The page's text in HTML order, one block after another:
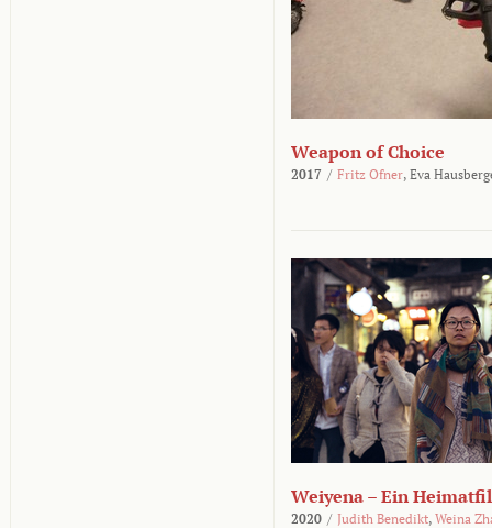
Weapon of Choice
2017 / Fritz Ofner, Eva
Weiyena – Ein
2020 / Judith Benedikt, Weina